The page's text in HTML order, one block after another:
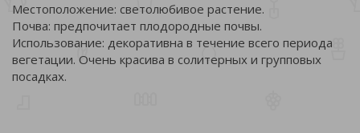
Местоположение: светолюбивое растение.
Почва: предпочитает плодородные почвы.
Использование: декоративна в течение всего периода
вегетации. Очень красива в солитерных и групповых
посадках.